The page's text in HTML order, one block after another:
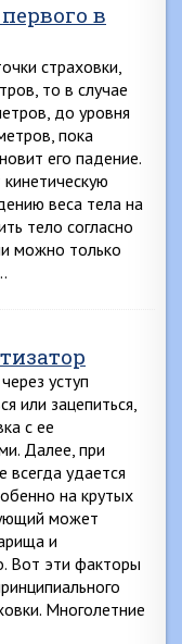
в
страховки,
то в случае
до уровня
пока
его падение.
веса тела на
тело согласно
можно только
уступ
или зацепиться,
с ее
Далее, при
всегда удается
на крутых
может
и
Вот эти факторы
Многолетние